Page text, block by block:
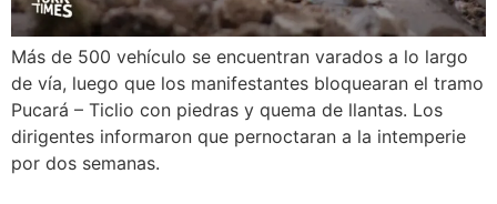
Más de 500 vehículo se encuentran varados a lo largo
de vía, luego que los manifestantes bloquearan el tramo
Pucará – Ticlio con piedras y quema de llantas. Los
dirigentes informaron que pernoctaran a la intemperie
por dos semanas.